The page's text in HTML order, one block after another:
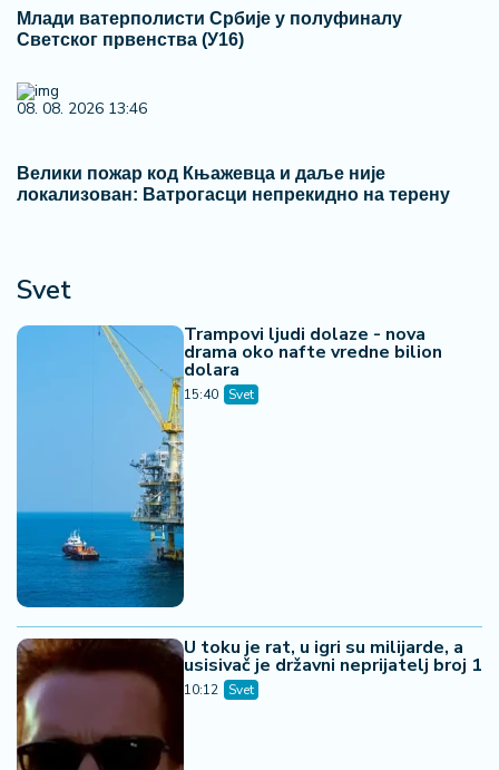
Млади ватерполисти Србије у полуфиналу
Светског првенства (У16)
08. 08. 2026 13:46
Велики пожар код Књажевца и даље није
локализован: Ватрогасци непрекидно на терену
Svet
Trampovi ljudi dolaze - nova
drama oko nafte vredne bilion
dolara
15:40 Svet
U toku je rat, u igri su milijarde, a
usisivač je državni neprijatelj broj 1
10:12 Svet